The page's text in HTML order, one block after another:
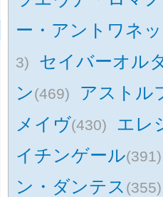
ー・アントワネ
3)
セイバーオル
ン(469)
アストル
メイヴ(430)
エレ
イチンゲール(391)
ン・ダンテス (355)